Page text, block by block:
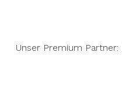
Unser Premium Partner: